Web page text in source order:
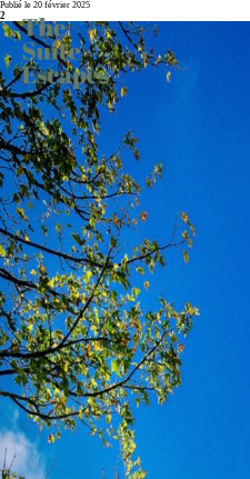
Publié le 20 février 2025
2